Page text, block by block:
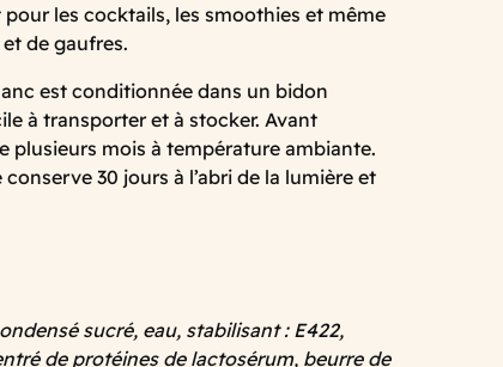
pour les cocktails, les smoothies et même
de gaufres.
est conditionnée dans un bidon
à transporter et à stocker. Avant
plusieurs mois à température ambiante.
30 jours à l’abri de la lumière et
sucré, eau, stabilisant : E422,
de protéines de lactosérum, beurre de